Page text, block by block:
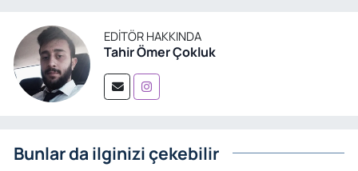
EDITÖR HAKKINDA
Tahir Ömer Çokluk
Bunlar da ilginizi çekebilir